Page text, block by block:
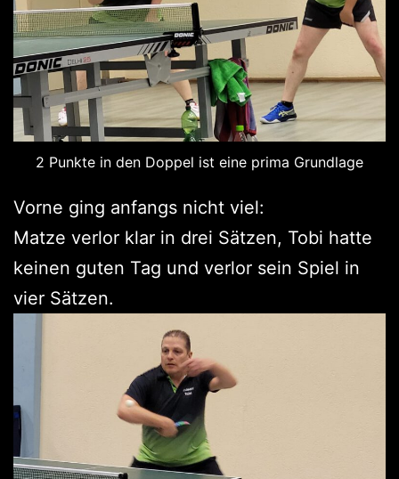
2 Punkte in den Doppel ist eine prima Grundlage
Vorne ging anfangs nicht viel:
Matze verlor klar in drei Sätzen, Tobi hatte
keinen guten Tag und verlor sein Spiel in
vier Sätzen.